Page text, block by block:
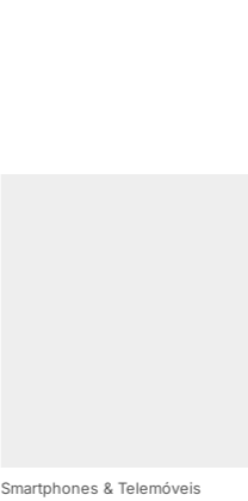
Smartphones & Telemóveis